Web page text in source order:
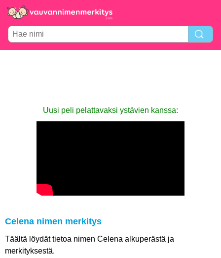
Uusi peli pelattavaksi ystävien kanssa:
Celena nimen merkitys
Täältä löydät tietoa nimen Celena alkuperästä ja
merkityksestä.